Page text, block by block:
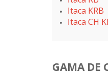
Itaca KRB
Itaca CH
GAMA DE